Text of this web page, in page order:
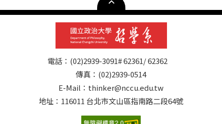
電話：(02)2939-3091# 62361/ 62362
傳真：(02)2939-0514
E-Mail：thinker@nccu.edu.tw
地址：116011 台北市文山區指南路二段64號